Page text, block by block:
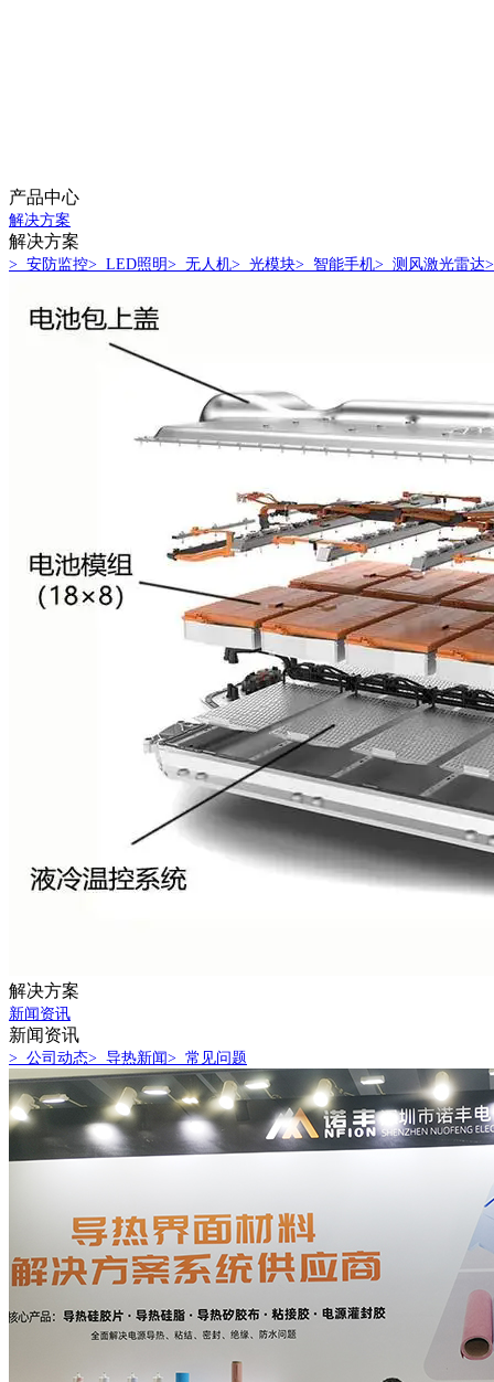
产品中心
解决方案
解决方案
> 安防监控> LED照明> 无人机> 光模块> 智能手机> 测风激光雷达
解决方案
新闻资讯
新闻资讯
> 公司动态> 导热新闻> 常见问题